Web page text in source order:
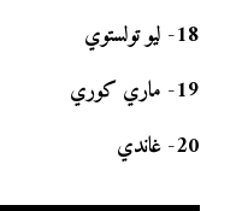
18
- ليو تولستوي
19
- ماري كوري
20
-غاندي